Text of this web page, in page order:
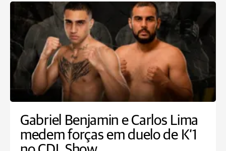
Gabriel Benjamin e Carlos Lima
medem forças em duelo de K’1